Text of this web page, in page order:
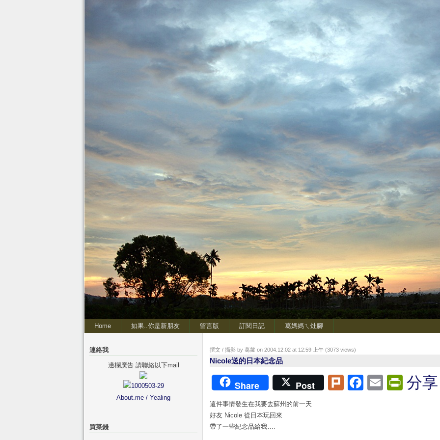
Home 如果..你是新朋友 留言版 訂閱日記 葛媽媽ㄟ灶腳
撰文 / 攝影 by 葛蘿 on 2004.12.02 at 12:59 上午 (3073 views)
Nicole送的日本紀念品
Share Post PlurkFacebook
Email分享
這件事情發生在我要去蘇州的前一天
好友 Nicole 從日本玩回來
帶了一些紀念品給我….
連絡我
邊欄廣告 請聯絡以下mail
About.me / Yealing
買菜錢